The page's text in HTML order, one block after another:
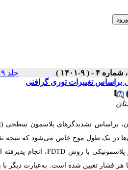
جلد ۱۹ شماره ۴ صفحات ۲۳-۱۷
تغییرات توری گرافنی
بر اساس تشدیدگرهای پلاسمون سطحی (
در یک طول موج خاص می‌شود که نتیجه‌
پلاسمونیکی با روش FDTD، انجام پذیرفته
هر فشار تعیین شده است. به‌عبارت دیگر با